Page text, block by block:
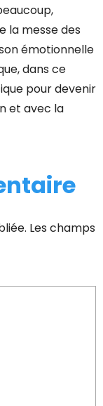
la messe des
émotionnelle
dans ce
pour devenir
et avec la
Les champs